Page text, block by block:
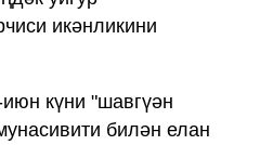
икәнликини
июн күни "шавгүән
билән елан